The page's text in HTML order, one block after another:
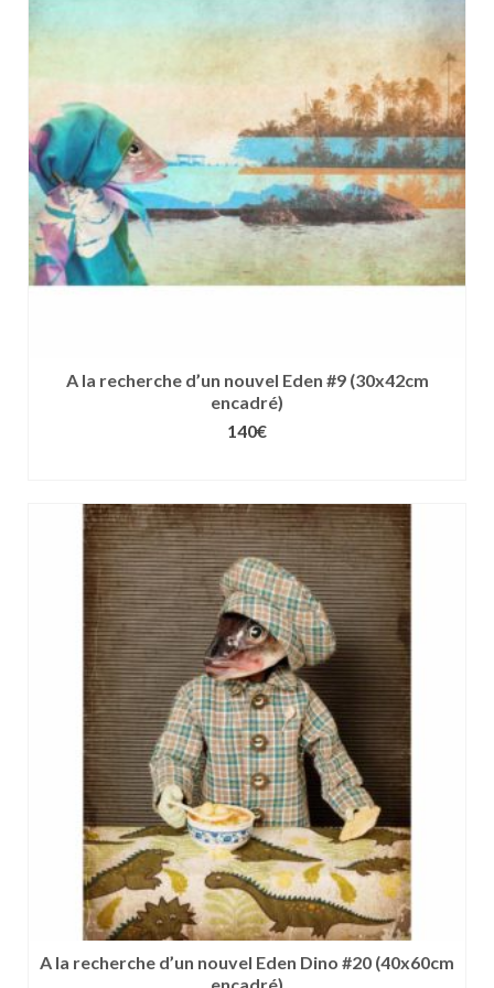
choisies
sur
page
du
produit
A la recherche d’un nouvel Eden #9 (30x42cm
encadré)
140€
produit
a
plusieurs
variations.
Les
options
peuvent
être
choisies
sur
la
page
du
produit
A la recherche d’un nouvel Eden Dino #20 (40x60cm